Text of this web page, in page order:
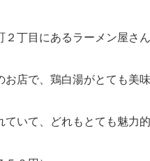
丁目にあるラーメン屋さん
店で、鶏白湯がとても美
いて、どれもとても魅力